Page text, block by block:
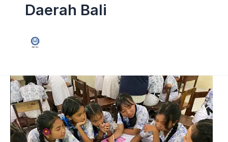
Daerah Bali
Period
Power:
Hentikan
Kemiskinan